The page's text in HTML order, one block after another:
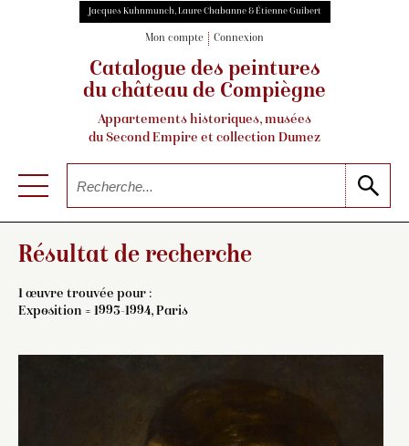
Jacques Kuhnmunch, Laure Chabanne & Étienne Guibert
Mon compte Connexion
Catalogue des peintures
du château de Compiègne
Appartements historiques, musées
du Second Empire et collection Dumez
Résultat de recherche
1 œuvre trouvée pour :
Exposition = 1993-1994, Paris